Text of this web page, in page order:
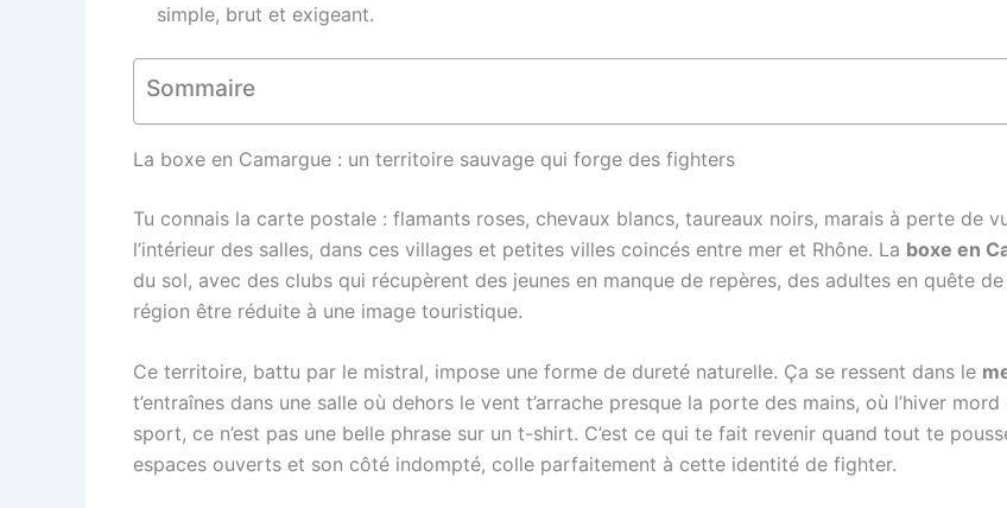
simple, brut et exigeant.
Sommaire
La boxe en Camargue : un territoire sauvage qui forge des fighters
Tu connais la carte postale : flamants roses, chevaux blancs, taureaux noirs, marais à perte de
l’intérieur des salles, dans ces villages et petites villes coincés entre mer et Rhône. La boxe en
du sol, avec des clubs qui récupèrent des jeunes en manque de repères, des adultes en quête
région être réduite à une image touristique.
Ce territoire, battu par le mistral, impose une forme de dureté naturelle. Ça se ressent dans le
t’entraînes dans une salle où dehors le vent t’arrache presque la porte des mains, où l’hiver
sport, ce n’est pas une belle phrase sur un t-shirt. C’est ce qui te fait revenir quand tout te
espaces ouverts et son côté indompté, colle parfaitement à cette identité de fighter.